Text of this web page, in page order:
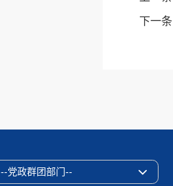
下一
--党政群团部门--